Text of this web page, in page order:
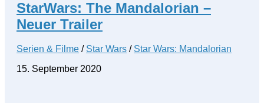
StarWars: The Mandalorian –
Neuer Trailer
Serien & Filme / Star Wars / Star Wars: Mandalorian
15. September 2020